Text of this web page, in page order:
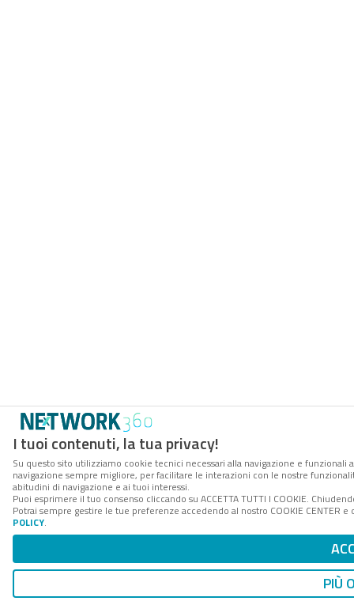
I tuoi contenuti, la tua privacy!
Su questo sito utilizziamo cookie tecnici necessari alla navigazione e
navigazione sempre migliore, per facilitare le interazioni con le nostre
abitudini di navigazione e ai tuoi interessi.
Puoi esprimere il tuo consenso cliccando su ACCETTA TUTTI I COOKIE.
Potrai sempre gestire le tue preferenze accedendo al nostro COOKIE
POLICY.
PIÙ